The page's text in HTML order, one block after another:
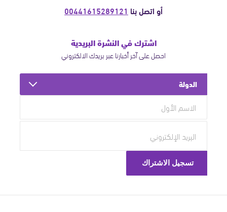
أو اتصل بنا 00441615289121
اشترك في النشرة البريدية
احصل على آخر أخبارنا عبر بريدك الالكتروني
الدولة